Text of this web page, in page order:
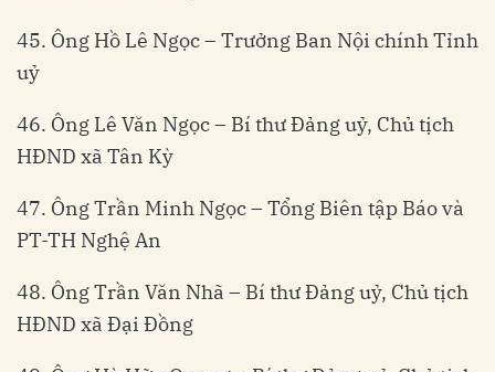
45. Ông Hồ Lê Ngọc – Trưởng Ban Nội chính Tỉnh
uỷ
46. Ông Lê Văn Ngọc – Bí thư Đảng uỷ, Chủ tịch
HĐND xã Tân Kỳ
47. Ông Trần Minh Ngọc – Tổng Biên tập Báo và
PT-TH Nghệ An
48. Ông Trần Văn Nhã – Bí thư Đảng uỷ, Chủ tịch
HĐND xã Đại Đồng